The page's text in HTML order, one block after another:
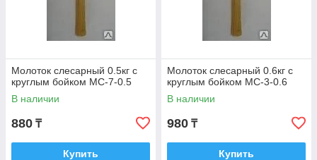
Молоток слесарный 0.5кг с
круглым бойком МС-7-0.5
В наличии
880 ₸
Купить
Молоток слесарный 0.6кг с
круглым бойком МС-3-0.6
В наличии
980 ₸
Купить